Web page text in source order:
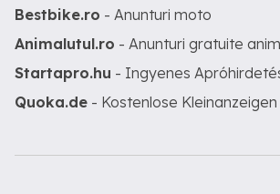
Bestbike.ro - Anunturi moto
Animalutul.ro - Anunturi gratuite
Startapro.hu - Ingyenes
Quoka.de - Kostenlose Kleinanzeigen